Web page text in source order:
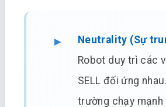
Neutrality (Sự
Robot duy trì các
SELL đối ứng
trường chạy mạnh